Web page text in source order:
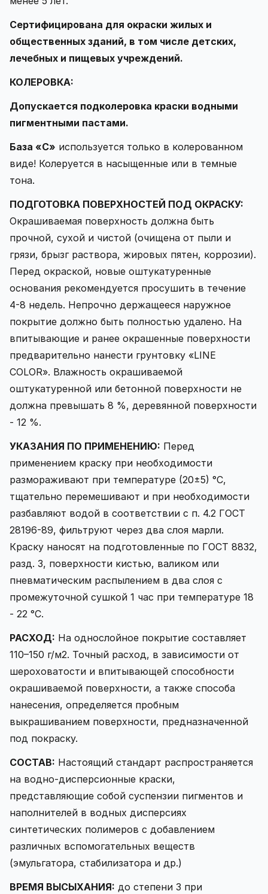
Сертифицирована для окраски жилых и
общественных зданий, в том числе детских,
лечебных и пищевых учреждений.
КОЛЕРОВКА:
Допускается подколеровка краски водными
пигментными пастами.
База «С» используется только в колерованном
виде! Колеруется в насыщенные или в темные
тона.
ПОДГОТОВКА ПОВЕРХНОСТЕЙ ПОД ОКРАСКУ:
Окрашиваемая поверхность должна быть
прочной, сухой и чистой (очищена от пыли и
грязи, брызг раствора, жировых пятен, коррозии).
Перед окраской, новые оштукатуренные
основания рекомендуется просушить в течение
4-8 недель. Непрочно держащееся наружное
покрытие должно быть полностью удалено. На
впитывающие и ранее окрашенные поверхности
предварительно нанести грунтовку «LINE
COLOR». Влажность окрашиваемой
оштукатуренной или бетонной поверхности не
должна превышать 8 %, деревянной поверхности
- 12 %.
УКАЗАНИЯ ПО ПРИМЕНЕНИЮ: Перед
применением краску при необходимости
размораживают при температуре (20±5) °С,
тщательно перемешивают и при необходимости
разбавляют водой в соответствии с п. 4.2 ГОСТ
28196-89, фильтруют через два слоя марли.
Краску наносят на подготовленные по ГОСТ 8832,
разд. 3, поверхности кистью, валиком или
пневматическим распылением в два слоя с
промежуточной сушкой 1 час при температуре 18
- 22 °С.
РАСХОД: На однослойное покрытие составляет
110–150 г/м2. Точный расход, в зависимости от
шероховатости и впитывающей способности
окрашиваемой поверхности, а также способа
нанесения, определяется пробным
выкрашиванием поверхности, предназначенной
под покраску.
СОСТАВ: Настоящий стандарт распространяется
на водно-дисперсионные краски,
представляющие собой суспензии пигментов и
наполнителей в водных дисперсиях
синтетических полимеров с добавлением
различных вспомогательных веществ
(эмульгатора, стабилизатора и др.)
ВРЕМЯ ВЫСЫХАНИЯ: до степени 3 при